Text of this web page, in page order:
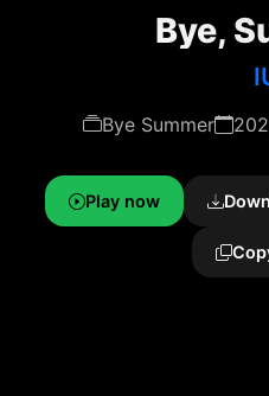
Bye,
Bye Summer
Play now